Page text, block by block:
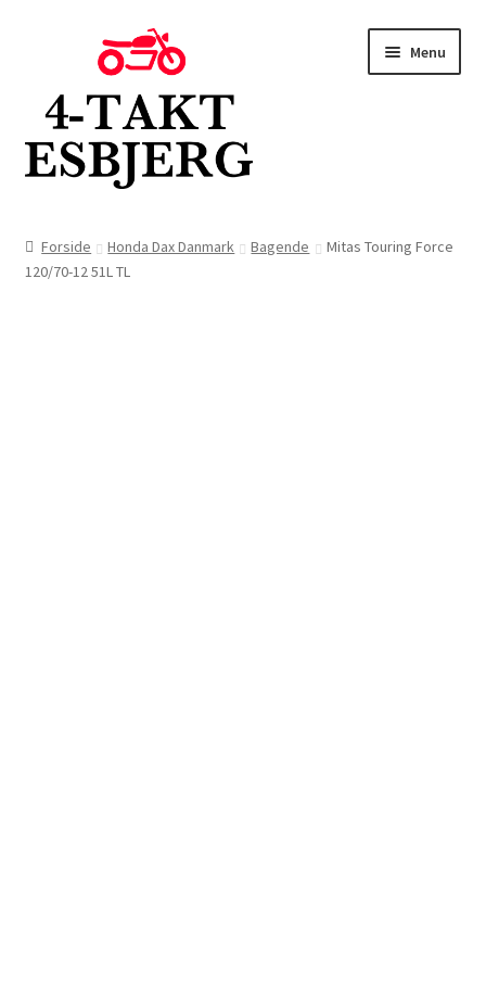
navigation
indhold
Menu
Butik
Forside Honda Dax Danmark Bagende
Mitas Touring Force
120/70-12 51L TL